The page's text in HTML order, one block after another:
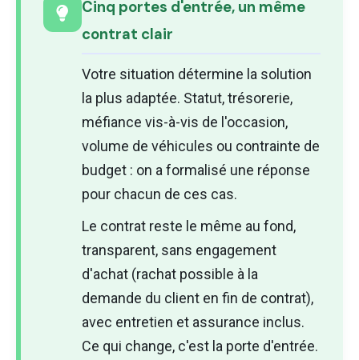
Cinq portes d'entrée, un même
contrat clair
Votre situation détermine la solution
la plus adaptée. Statut, trésorerie,
méfiance vis-à-vis de l'occasion,
volume de véhicules ou contrainte de
budget : on a formalisé une réponse
pour chacun de ces cas.
Le contrat reste le même au fond,
transparent, sans engagement
d'achat (rachat possible à la
demande du client en fin de contrat),
avec entretien et assurance inclus.
Ce qui change, c'est la porte d'entrée.